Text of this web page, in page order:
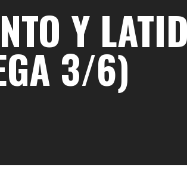
Y
3/6)